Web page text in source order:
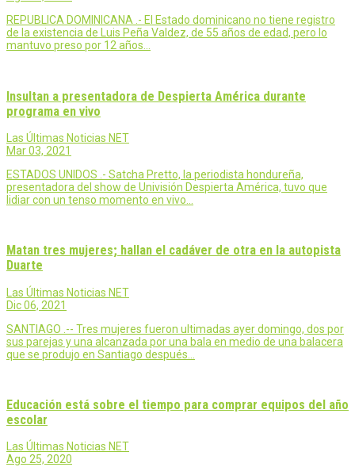
REPUBLICA DOMINICANA .- El Estado dominicano no tiene registro
de la existencia de Luis Peña Valdez, de 55 años de edad, pero lo
mantuvo preso por 12 años…
Insultan a presentadora de Despierta América durante
programa en vivo
Las Últimas Noticias NET
Mar 03, 2021
ESTADOS UNIDOS .- Satcha Pretto, la periodista hondureña,
presentadora del show de Univisión Despierta América, tuvo que
lidiar con un tenso momento en vivo…
Matan tres mujeres; hallan el cadáver de otra en la autopista
Duarte
Las Últimas Noticias NET
Dic 06, 2021
SANTIAGO .-- Tres mujeres fueron ultimadas ayer domingo, dos por
sus parejas y una alcanzada por una bala en medio de una balacera
que se produjo en Santiago después…
Educación está sobre el tiempo para comprar equipos del año
escolar
Las Últimas Noticias NET
Ago 25, 2020